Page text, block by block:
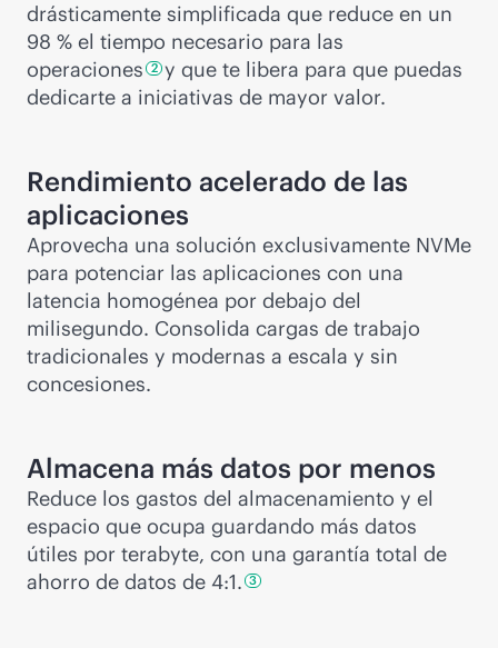
drásticamente simplificada que reduce en un
98 % el tiempo necesario para las
operaciones 2 y que te libera para que puedas
dedicarte a iniciativas de mayor valor.
Rendimiento acelerado de las
aplicaciones
Aprovecha una solución exclusivamente NVMe
para potenciar las aplicaciones con una
latencia homogénea por debajo del
milisegundo. Consolida cargas de trabajo
tradicionales y modernas a escala y sin
concesiones.
Almacena más datos por menos
Reduce los gastos del almacenamiento y el
espacio que ocupa guardando más datos
útiles por terabyte, con una garantía total de
ahorro de datos de 4:1. 3